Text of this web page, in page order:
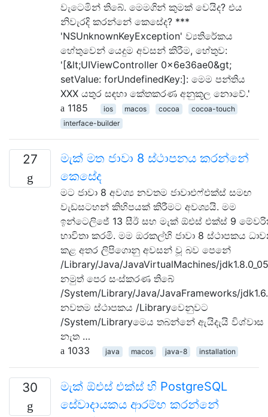
වැටෙමින් තිබේ. මෙමගින් කුමක් වෙයිද? එය
නිවැරදි කරන්නේ කෙසේද? ***
'NSUnknownKeyException' ව්‍යතිරේකය
හේතුවෙන් යෙදුම අවසන් කිරීම, හේතුව:
'[&lt;UIViewController 0x6e36ae0&gt;
setValue: forUndefinedKey:]: මෙම පන්තිය
XXX යතුර සඳහා කේතකරණ අනුකූල නොවේ.'
1185
ios macos cocoa
cocoa-touch
interface-builder
27
මැක් මත ජාවා 8 ස්ථාපනය කරන්නේ
කෙසේද
මට ජාවා 8 අවශ්‍ය නවතම ජාවාඑෆ්එක්ස් සමඟ
වැඩසටහන් කිහිපයක් කිරීමට අවශ්‍යයි. මම
ඉන්ටෙලිජේ 13 සීඊ සහ මැක් ඕඑස් එක්ස් 9
භාවිතා කරමි. මම ඔරකල්හි ජාවා 8 ස්ථාපකය
කළ අතර ලිපිගොනු අවසන් වූ බව පෙනේ
/Library/Java/JavaVirtualMachines/
නමුත් පෙර සංස්කරණ තිබේ
/System/Library/Java/JavaFrameworks/
නවතම ස්ථාපකය /Libraryවෙනුවට
/System/Libraryමෙය තබන්නේ ඇයිදැයි විශ්වාස
නැත …
1033
java macos java-8 installation
30
මැක් ඕඑස් එක්ස් හි PostgreSQL
සේවාදායකය ආරම්භ කරන්නේ